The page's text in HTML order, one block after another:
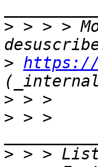
> > > >
> https://
>
> > >
>